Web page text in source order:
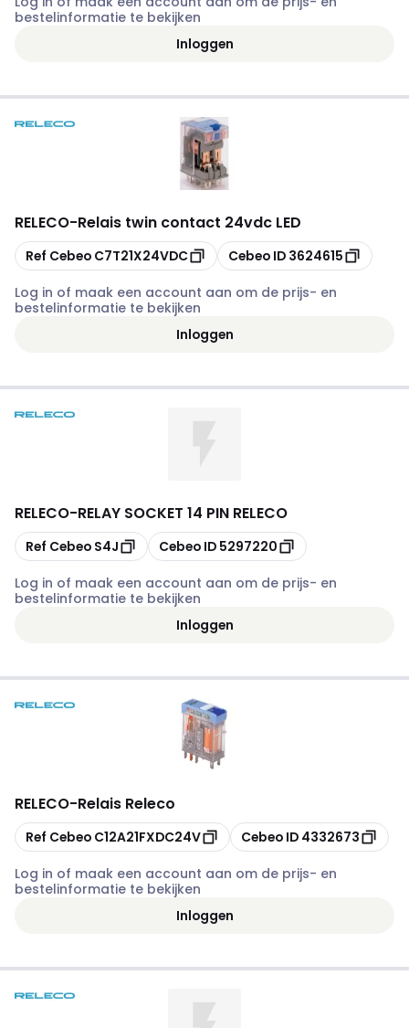
bestelinformatie te bekijken
Inloggen
RELECO-Relais twin contact 24vdc LED
Kopiëren
Ref Cebeo C7T21X24VDC Kopiëren
Cebeo ID 3624615
Log in of maak een account aan om de prijs- en
bestelinformatie te bekijken
Inloggen
RELECO-RELAY SOCKET 14 PIN RELECO
Kopiëren
Ref Cebeo S4J Kopiëren
Cebeo ID 5297220
Log in of maak een account aan om de prijs- en
bestelinformatie te bekijken
Inloggen
RELECO-Relais Releco
Kopiëren
Ref Cebeo C12A21FXDC24V Kopiëren
Cebeo ID 4332673
Log in of maak een account aan om de prijs- en
bestelinformatie te bekijken
Inloggen